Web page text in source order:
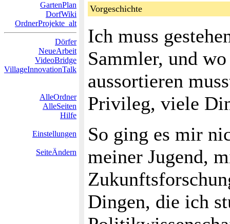
GartenPlan
DorfWiki
OrdnerProjekte_alt
Dörfer
NeueArbeit
VideoBridge
VillageInnovationTalk
AlleOrdner
AlleSeiten
Hilfe
Einstellungen
SeiteÄndern
Vorgeschichte
Ich muss
Sammler, und
aussortieren
Privileg, viele
So ging es mir
meiner Jugend,
Dingen, die ich